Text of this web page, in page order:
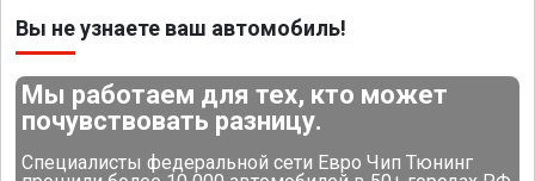
Вы не узнаете ваш автомобиль!
Мы работаем для тех, кто может
почувствовать разницу.
Специалисты федеральной сети Евро Чип Тюнинг